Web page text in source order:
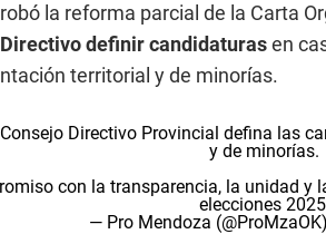
la reforma parcial de la Carta
definir candidaturasen
territorial y de minorías.
Directivo Provincial defina las
y de minorías.
con la transparencia, la unidad y
elecciones
— Pro Mendoza (@ProMzaOK)